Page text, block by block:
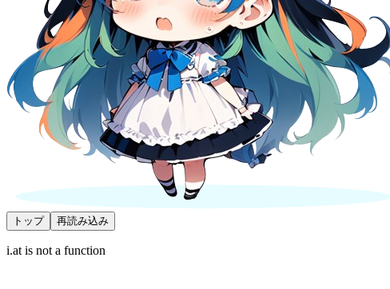
トップ 再読み込み
i.at is not a function